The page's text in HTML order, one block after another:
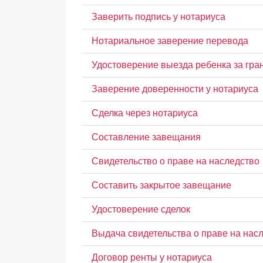
Заверить подпись у нотариуса
Нотариальное заверение перевода
Удостоверение выезда ребенка за
Заверение доверенности у нотариуса
Сделка через нотариуса
Составление завещания
Свидетельство о праве на наследство
Составить закрытое завещание
Удостоверение сделок
Выдача свидетельства о праве на
Договор ренты у нотариуса